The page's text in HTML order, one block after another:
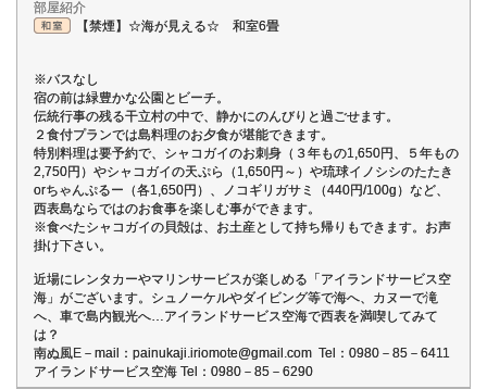
部屋紹介
【禁煙】☆海が見える☆ 和室6畳
※バスなし
宿の前は緑豊かな公園とビーチ。
伝統行事の残る干立村の中で、静かにのんびりと過ごせます。
２食付プランでは島料理のお夕食が堪能できます。
特別料理は要予約で、シャコガイのお刺身（３年もの1,650円、５年もの
2,750円）やシャコガイの天ぷら（1,650円～）や琉球イノシシのたたき
orちゃんぷるー（各1,650円）、ノコギリガサミ（440円/100g）など、
西表島ならではのお食事を楽しむ事ができます。
※食べたシャコガイの貝殻は、お土産として持ち帰りもできます。お声
掛け下さい。
近場にレンタカーやマリンサービスが楽しめる「アイランドサービス空
海」がございます。シュノーケルやダイビング等で海へ、カヌーで滝
へ、車で島内観光へ…アイランドサービス空海で西表を満喫してみて
は？
南ぬ風E－mail：painukaji.iriomote@gmail.com Tel：0980－85－6411
アイランドサービス空海 Tel：0980－85－6290